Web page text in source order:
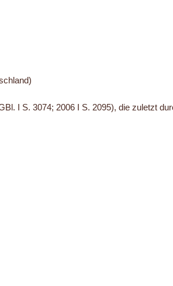
I S. 3074; 2006 I S. 2095), die zuletzt